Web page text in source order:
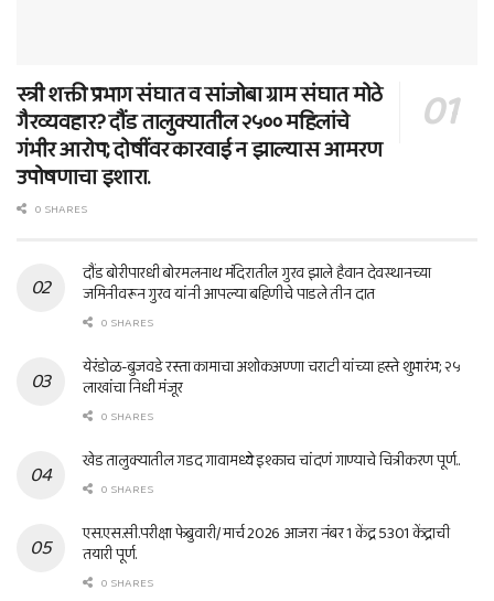
स्त्री शक्ती प्रभाग संघात व सांजोबा ग्राम संघात मोठे
गैरव्यवहार? दौंड तालुक्यातील २५०० महिलांचे
गंभीर आरोप; दोषींवर कारवाई न झाल्यास आमरण
उपोषणाचा इशारा.
0 SHARES
दौंड बोरीपारधी बोरमलनाथ मंदिरातील गुरव झाले हैवान देवस्थानच्या
जमिनीवरून गुरव यांनी आपल्या बहिणीचे पाडले तीन दात
0 SHARES
येरंडोळ-बुजवडे रस्ता कामाचा अशोकअण्णा चराटी यांच्या हस्ते शुभारंभ; २५
लाखांचा निधी मंजूर
0 SHARES
खेड तालुक्यातील गडद गावामध्ये इश्काच चांदणं गाण्याचे चित्रीकरण पूर्ण..
0 SHARES
एस.एस.सी.परीक्षा फेब्रुवारी/ मार्च 2026 आजरा नंबर 1 केंद्र 5301 केंद्राची
तयारी पूर्ण.
0 SHARES